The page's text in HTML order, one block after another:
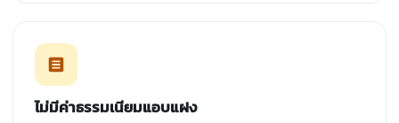
ไม่มีค่าธรรมเนียมแอบแฝง